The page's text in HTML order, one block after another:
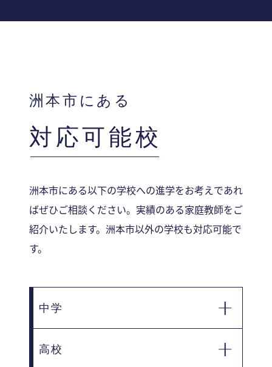
洲本市にある
対応可能校
洲本市にある以下の学校への進学をお考えであれ
ばぜひご相談ください。実績のある家庭教師をご
紹介いたします。洲本市以外の学校も対応可能で
す。
中学
■ 蒼開中学校
高校